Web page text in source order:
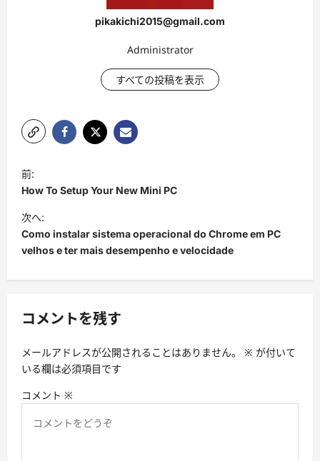
pikakichi2015@gmail.com
Administrator
すべての投稿を表示
投
稿
ナ
ビ
ゲ
ー
ョ
前:
How To Setup Your New Mini PC
次へ:
Como instalar sistema operacional do Chrome em PC
velhos e ter mais desempenho e velocidade
コメントを残す
メールアドレスが公開されることはありません。 ※ が付いて
いる欄は必須項目です
コメント ※